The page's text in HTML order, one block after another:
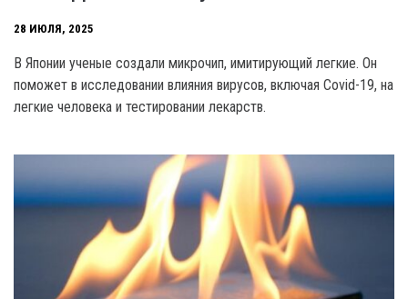
28 ИЮЛЯ, 2025
В Японии ученые создали микрочип, имитирующий легкие. Он
поможет в исследовании влияния вирусов, включая Covid-19, на
легкие человека и тестировании лекарств.